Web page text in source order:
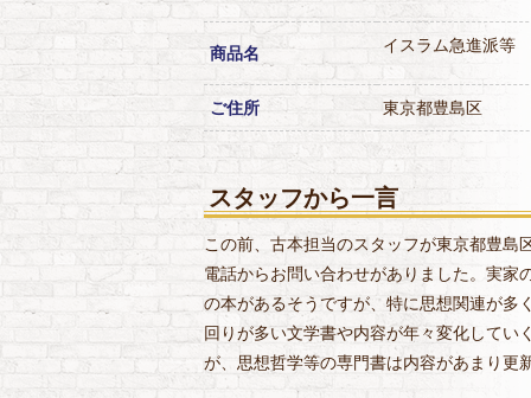
商品名 イスラム急進派等
ご住所 東京都豊島区
スタッフから一言
この前、古本担当のスタッフが東京都豊島
電話からお問い合わせがありました。実家
の本があるそうですが、特に思想関連が多
回りが多い文学書や内容が年々変化してい
が、思想哲学等の専門書は内容があまり更